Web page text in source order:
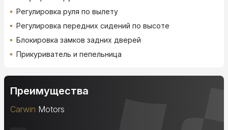
Регулировка руля по вылету
Регулировка передних сидений по высоте
Блокировка замков задних дверей
Прикуриватель и пепельница
Преимущества
Carwin Motors